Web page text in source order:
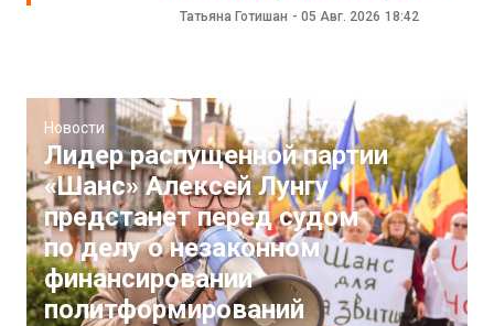
Татьяна Готишан - 05 Авг. 2026 18:42
Новости
Лидер распущенной партии
«Шанс» Алексей Лунгу
предстанет перед судом
по делу о незаконном
финансировании
политформирований